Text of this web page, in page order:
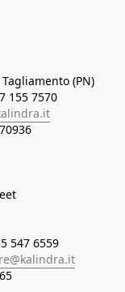
(PN)
155 7570
547 6559